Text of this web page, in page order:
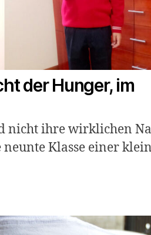
der Hunger, im
nicht ihre wirklichen
Klasse einer